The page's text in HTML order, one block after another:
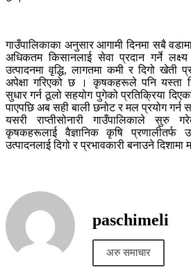
गाउँपालिकाका अनुसार आगामी दिनमा सबै
अधिकतम किसानलाई सेवा प्रदान गर्ने
उत्पादनमा वृद्धि, लागतमा कमी र दिगो खेती
अपेक्षा गरिएको छ । कृषकहरूले पनि यस्ता
सुधार गर्न ठूलो सहयोग पुगेको प्रतिक्रिया
पाएपछि अब सही बाली छनोट र मल प्रयोग
यसरी राप्तीसोनारी गाउँपालिकाले सुरु
कृषकहरूलाई वैज्ञानिक कृषि प्रणालीतर्फ
उत्पादनलाई दिगो र प्रभावकारी बनाउने
paschimeli
अरु समाचार